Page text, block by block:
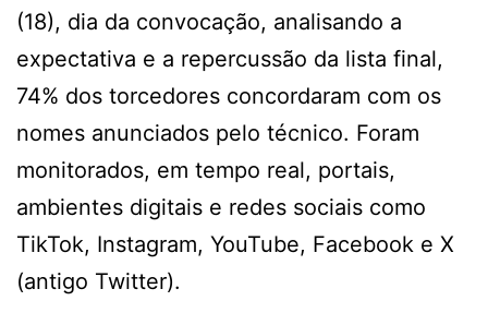
(18), dia da convocação, analisando a
expectativa e a repercussão da lista final,
74% dos torcedores concordaram com os
nomes anunciados pelo técnico. Foram
monitorados, em tempo real, portais,
ambientes digitais e redes sociais como
TikTok, Instagram, YouTube, Facebook e X
(antigo Twitter).